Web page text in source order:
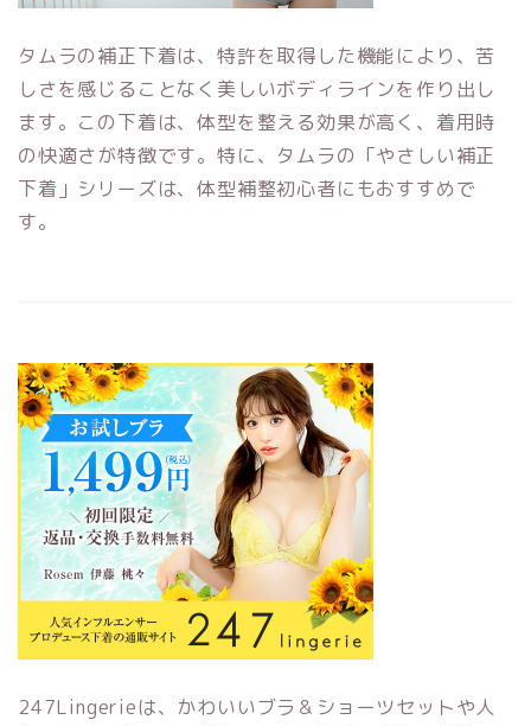
タムラの補正下着は、特許を取得した機能により、苦
しさを感じることなく美しいボディラインを作り出し
ます。この下着は、体型を整える効果が高く、着用時
の快適さが特徴です。特に、タムラの「やさしい補正
下着」シリーズは、体型補整初心者にもおすすめで
す。
247Lingerieは、かわいいブラ＆ショーツセットや人